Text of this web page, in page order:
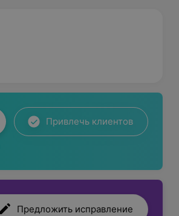
Привлечь клиентов
Предложить исправление